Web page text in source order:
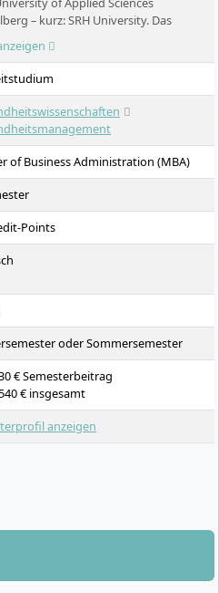
– kurz: SRH University. Das
eine der größten privaten
Deutschlands mit 18
über 200 Bachelor-,
CORE-Lehrkonzept.
ohne NC, in kleinen Gruppen,
– auf Deutsch und auf Englisch.
of Business Administration (MBA)
Points
oder Sommersemester
€ Semesterbeitrag
€ insgesamt
anzeigen